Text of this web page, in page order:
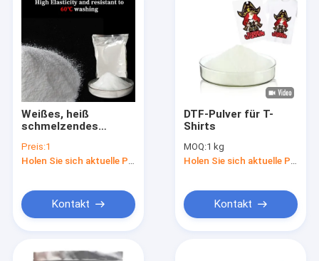
Weißes, heiß
schmelzendes
Siebdruck für
schnelles Trocknen
Preis:1
Kontakt
DTF-Pulver für T-
Shirts
MOQ:1 kg
Kontakt